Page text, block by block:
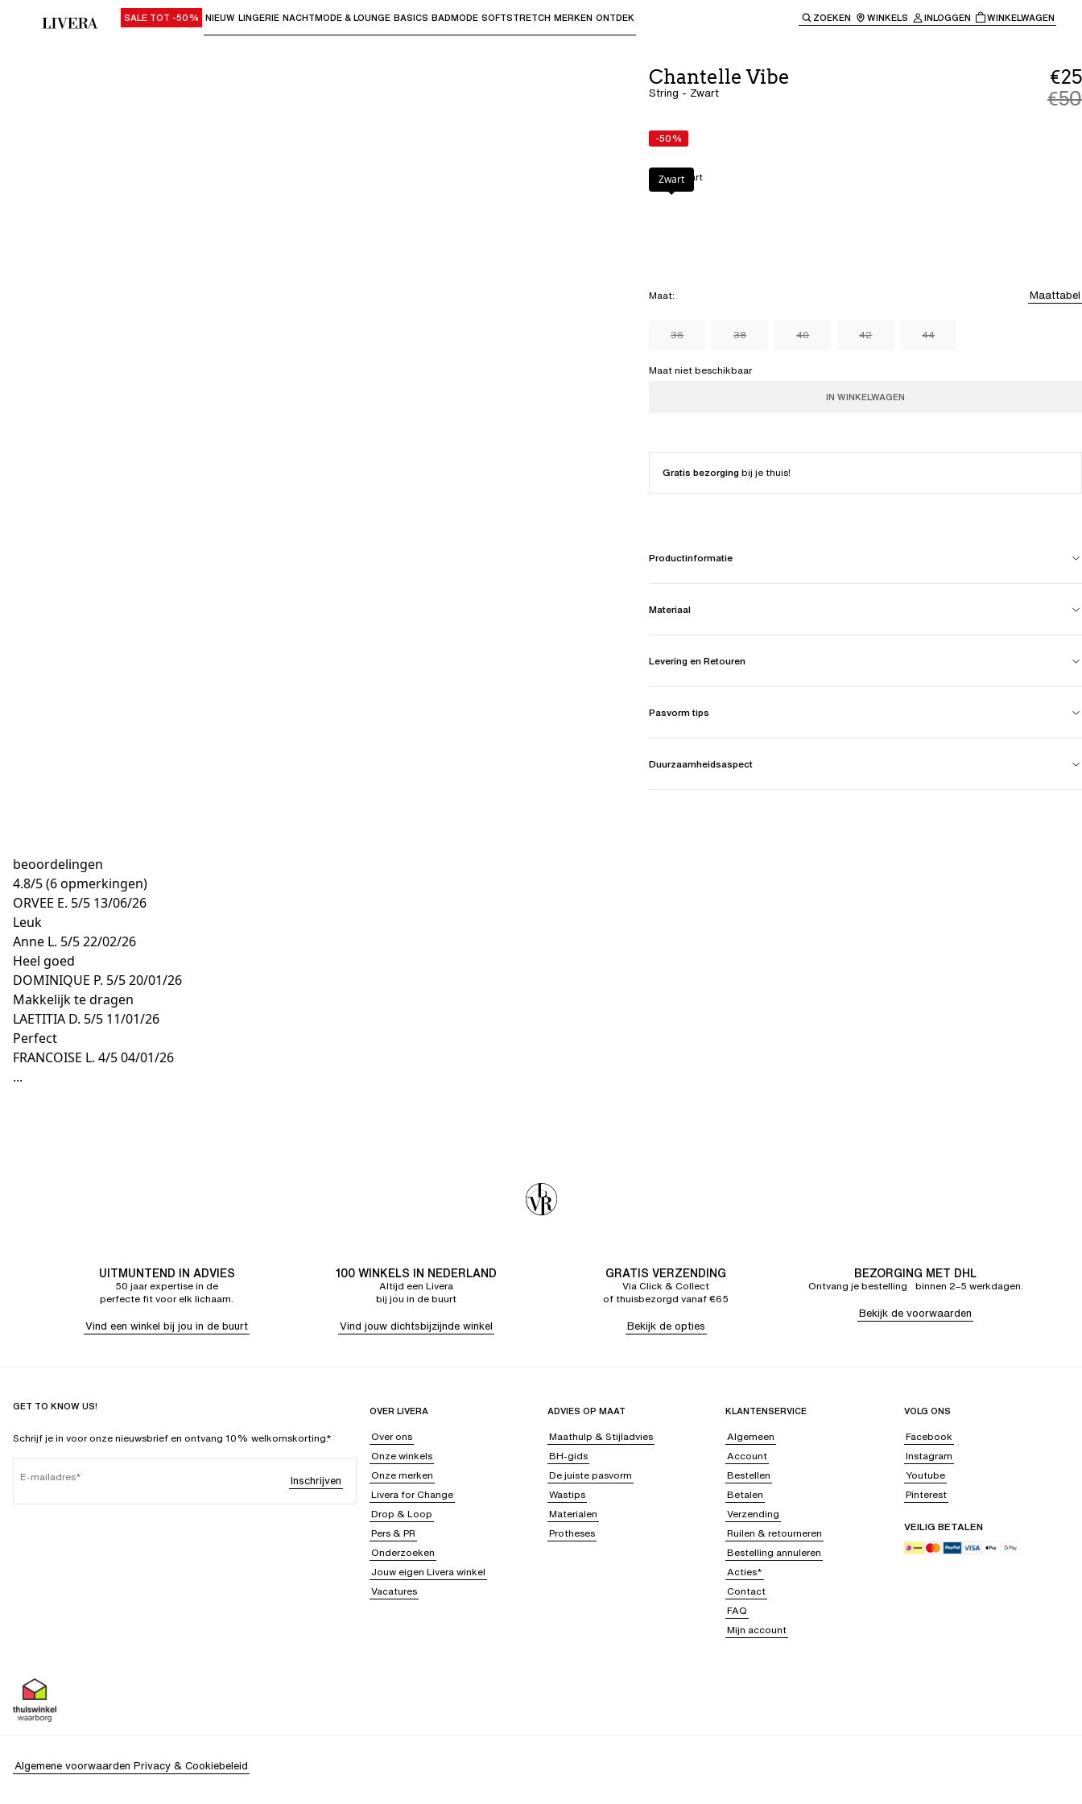
Gebruik "Pijl omlaag" of "Enter" om submenu's te openen en "Pijl omhoog" of "Escape" om terug te keren naar de hoofdnavigatie.
SALE TOT -50% NIEUW LINGERIE NACHTMODE & LOUNGE BASICS BADMODE SOFTSTRETCH MERKEN ONTDEK ZOEKEN WINKELS INLOGGEN WINKELWAGEN
Chantelle Vibe
String - Zwart
€25
€50
-50%
Kleur: Zwart
Zwart
Maat: Maattabel
36 38 40 42 44
Maat niet beschikbaar
IN WINKELWAGEN
Gratis bezorgingbij je thuis!
Productinformatie
Materiaal
Levering en Retouren
Pasvorm tips
Duurzaamheidsaspect
beoordelingen
4.8/5(6 opmerkingen)
ORVEE E. 5/5 13/06/26
Leuk
Anne L. 5/522/02/26
Heel goed
DOMINIQUE P. 5/520/01/26
Makkelijk te dragen
LAETITIA D. 5/5 11/01/26
Perfect
FRANCOISE L. 4/504/01/26
...
UITMUNTEND IN ADVIES
50 jaar expertise in de
perfecte fit voor elk lichaam.
Vind een winkel bij jou in de buurt
100 WINKELS IN NEDERLAND
Altijd een Livera
bij jou in de buurt
Vind jouw dichtsbijzijnde winkel
GRATIS VERZENDING
Via Click & Collect
of thuisbezorgd vanaf €65
Bekijk de opties
BEZORGING MET DHL
Ontvang je bestelling binnen 2–5 werkdagen.
Bekijk de voorwaarden
GET TO KNOW US!
Schrijf je in voor onze nieuwsbrief en ontvang 10% welkomskorting.*
E-mailadres Inschrijven
OVER LIVERA
Over ons
Onze winkels
Onze merken
Livera for Change
Drop & Loop
Pers & PR
Onderzoeken
Jouw eigen Livera winkel
Vacatures
ADVIES OP MAAT
Maathulp & Stijladvies
BH-gids
De juiste pasvorm
Wastips
Materialen
Protheses
KLANTENSERVICE
Algemeen
Account
Bestellen
Betalen
Verzending
Ruilen & retourneren
Bestelling annuleren
Acties*
Contact
FAQ
Mijn account
VOLG ONS
Facebook
Instagram
Youtube
Pinterest
VEILIG BETALEN
Algemene voorwaarden Privacy & Cookiebeleid